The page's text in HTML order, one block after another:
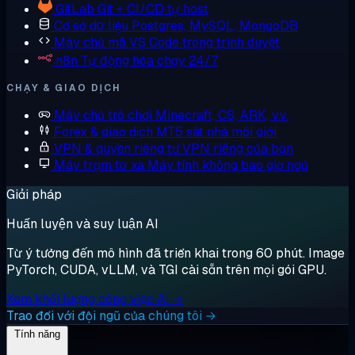
GitLab Git + CI/CD tự host
Cơ sở dữ liệu Postgres, MySQL, MongoDB
Máy chủ mãVS Code trong trình duyệt
n8n Tự động hóa chạy 24/7
CHẠY & GIAO DỊCH
Máy chủ trò chơi Minecraft, CS, ARK, v.v.
Forex & giao dịch MT5 sát nhà môi giới
VPN & quyền riêng tưVPN riêng của bạn
Máy trạm từ xa Máy tính không bao giờ ngủ
Giải pháp
Huấn luyện và suy luận AI
Từ ý tưởng đến mô hình đã triển khai trong 60 phút. Image
PyTorch, CUDA, vLLM, và TGI cài sẵn trên mọi gói GPU.
Xem khối lượng công việc AI →
Trao đổi với đội ngũ của chúng tôi →